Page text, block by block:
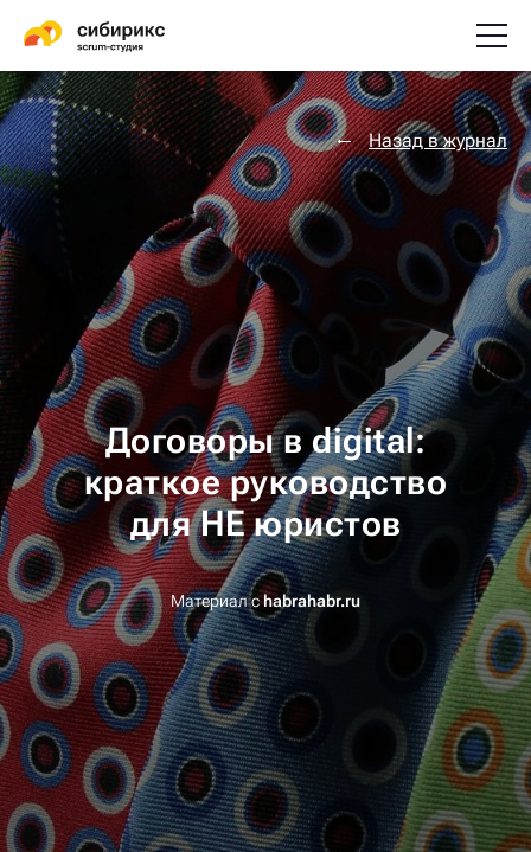
Назад в журнал
Договоры в digital:
краткое руководство
для НЕ юристов
Материал сhabrahabr.ru